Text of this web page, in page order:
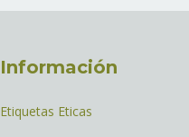
Información
Etiquetas Eticas